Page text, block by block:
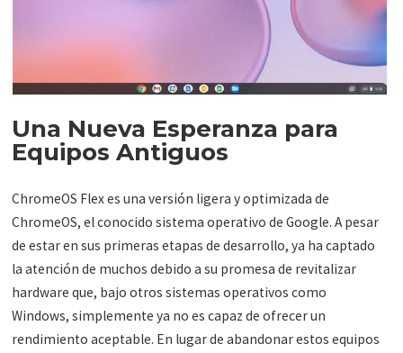
Una Nueva Esperanza para
Equipos Antiguos
ChromeOS Flex es una versión ligera y optimizada de
ChromeOS, el conocido sistema operativo de Google. A pesar
de estar en sus primeras etapas de desarrollo, ya ha captado
la atención de muchos debido a su promesa de revitalizar
hardware que, bajo otros sistemas operativos como
Windows, simplemente ya no es capaz de ofrecer un
rendimiento aceptable. En lugar de abandonar estos equipos